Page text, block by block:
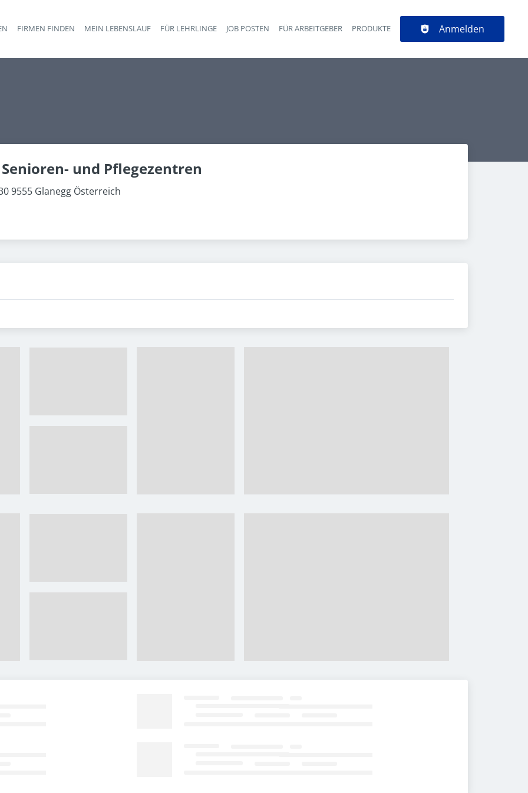
Haupt-Navigation
FIRMEN FINDEN MEIN LEBENSLAUF FÜR LEHRLINGE JOB POSTEN FÜR ARBEITGEBER PRODUKTE Anmelden
und Pflegezentren
9555 Glanegg Österreich